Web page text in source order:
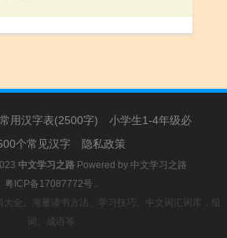
用汉字表(2500字)
小学生1-4年级必
个常见汉字
隐私政策
中文学习之路 Powered by 中文学习之路
粤ICP备17087772号 .
全。海量读书方法、学习技巧、中文词汇词库，组
词、成语等